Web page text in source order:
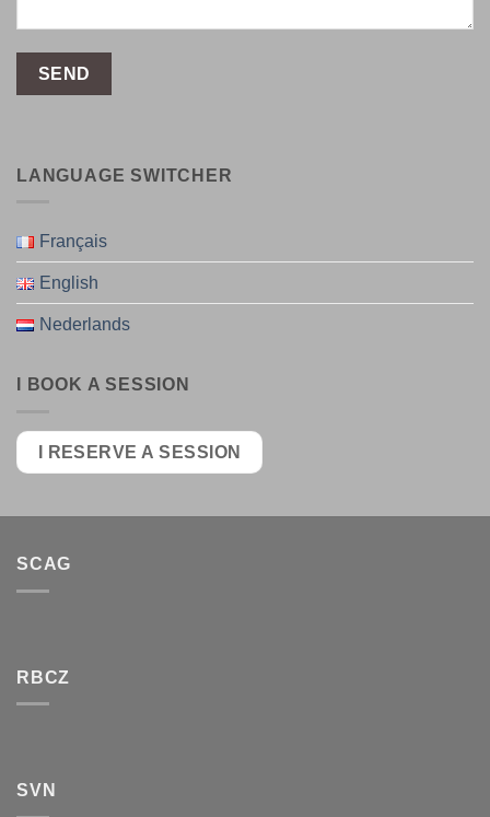
LANGUAGE SWITCHER
Français
English
Nederlands
I BOOK A SESSION
I RESERVE A SESSION
SCAG
RBCZ
SVN